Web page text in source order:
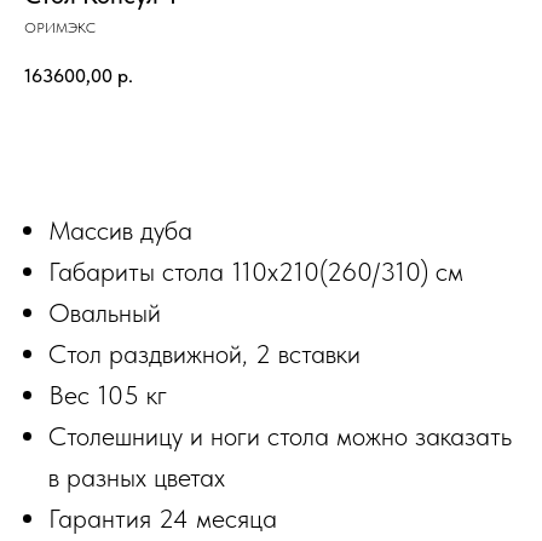
ОРИМЭКС
163600,00 р.
Массив дуба
Габариты стола 110х210(260/310) см
Овальный
Стол раздвижной, 2 вставки
Вес 105 кг
Столешницу и ноги стола можно заказать
в разных цветах
Гарантия 24 месяца